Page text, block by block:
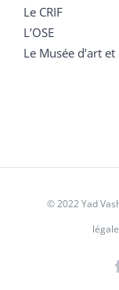
Le CRIF
L’OSE
Le Musée d’art
© 2022 Yad